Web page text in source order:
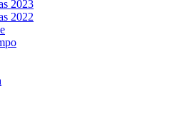
2023
2022